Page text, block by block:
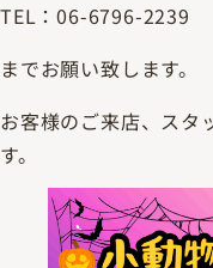
TEL：06-6796-2239
までお願い致します。
お客様のご来店、スタ
す。